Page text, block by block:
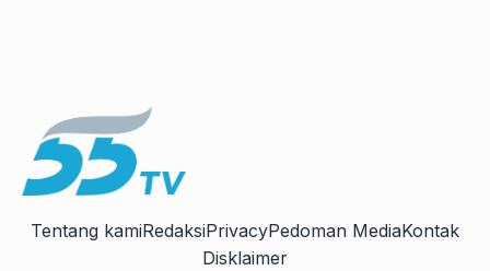
Tentang kamiRedaksiPrivacyPedoman MediaKontak
Disklaimer